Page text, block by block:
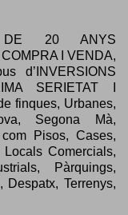
DE 20 ANYS
I VENDA,
d’INVERSIONS
SERIETAT I
finques, Urbanes,
Segona Mà,
Pisos, Cases,
Comercials,
Pàrquings,
Despatx, Terrenys,